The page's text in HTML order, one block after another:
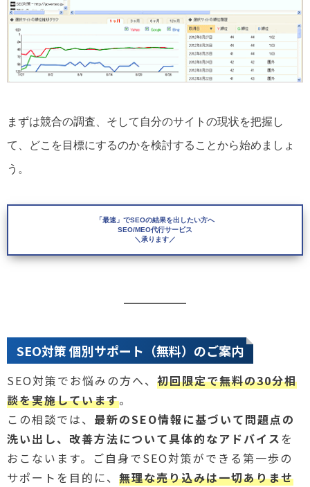
まずは競合の調査、そして自分のサイトの現状を把握し
て、どこを目標にするのかを検討することから始めましょ
う。
「最速」でSEOの結果を出したい方へ
SEO/MEO代行サービス
＼承ります／
SEO対策 個別サポート（無料）のご案内
SEO対策でお悩みの方へ、 初回限定で無料の30分相
談を実施しています。
この相談では、 最新のSEO情報に基づいて問題点の
洗い出し、改善方法について具体的なアドバイス を
おこないます。ご自身でSEO対策ができる第一歩の
サポートを目的に、 無理な売り込みは一切ありませ